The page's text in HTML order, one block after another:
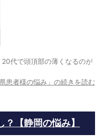
代で頭頂部の薄くなるのが
患者様の悩み」の続きを読む
【静岡の悩み】